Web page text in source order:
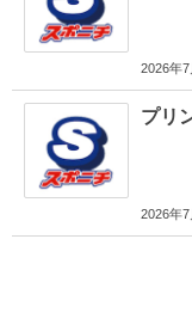
2026年7
プリ
2026年7